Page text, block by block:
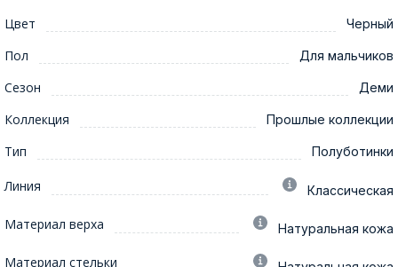
Цвет Черный
Пол Для мальчиков
Сезон Деми
Коллекция Прошлые коллекции
Тип Полуботинки
Линия Классическая
Материал верха Натуральная кожа
Материал стельки